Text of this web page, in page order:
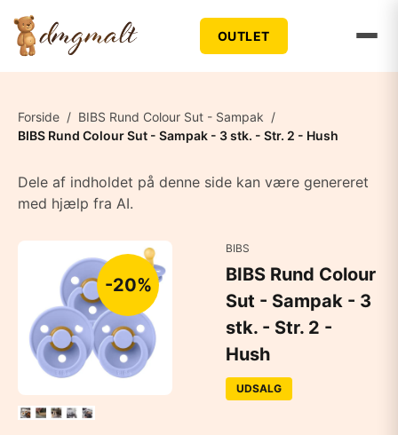
OUTLET
Forside / BIBS Rund Colour Sut - Sampak /
BIBS Rund Colour Sut - Sampak - 3 stk. - Str. 2 - Hush
Dele af indholdet på denne side kan være genereret
med hjælp fra AI.
-20%
BIBS
BIBS Rund Colour
Sut - Sampak - 3
stk. - Str. 2 -
Hush
UDSALG